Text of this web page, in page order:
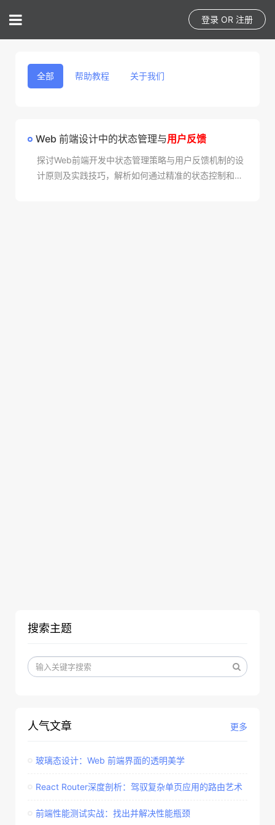
登录 OR 注册
全部 帮助教程 关于我们
Web 前端设计中的状态管理与用户反馈
探讨Web前端开发中状态管理策略与用户反馈机制的设
计原则及实践技巧，解析如何通过精准的状态控制和人
搜索主题
更多
人气文章
玻璃态设计：Web 前端界面的透明美学​
React Router深度剖析：驾驭复杂单页应用的路由艺术
前端性能测试实战：找出并解决性能瓶颈